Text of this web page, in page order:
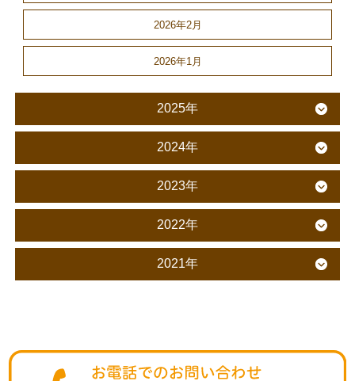
2026年2月
2026年1月
2025年
2024年
2023年
2022年
2021年